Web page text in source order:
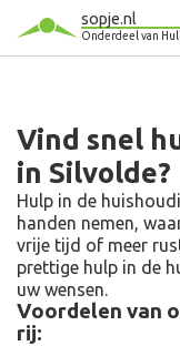
sopje.nl
Onderdeel van
Vind snel
in Silvolde?
Hulp in de
handen nemen,
vrije tijd of meer
prettige hulp in de
uw wensen.
Voordelen van
rij: